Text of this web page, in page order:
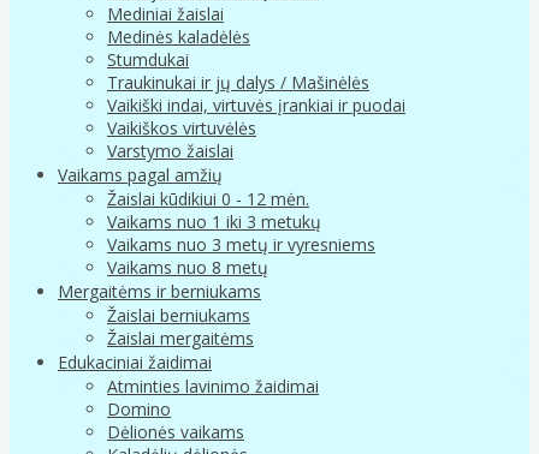
Mediniai žaislai
Medinės kaladėlės
Stumdukai
Traukinukai ir jų dalys / Mašinėlės
Vaikiški indai, virtuvės įrankiai ir puodai
Vaikiškos virtuvėlės
Varstymo žaislai
Vaikams pagal amžių
Žaislai kūdikiui 0 - 12 mėn.
Vaikams nuo 1 iki 3 metukų
Vaikams nuo 3 metų ir vyresniems
Vaikams nuo 8 metų
Mergaitėms ir berniukams
Žaislai berniukams
Žaislai mergaitėms
Edukaciniai žaidimai
Atminties lavinimo žaidimai
Domino
Dėlionės vaikams